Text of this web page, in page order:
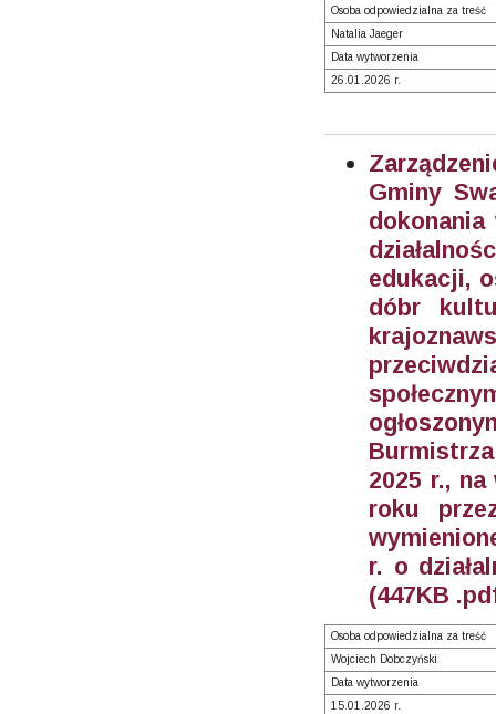
Osoba odpowiedzialna za treść
Natalia Jaeger
Data wytworzenia
26.01.2026 r.
Gminy
edukacji,
dóbr
2025 r.,
roku
r. o
(447KB
Osoba odpowiedzialna za treść
Wojciech Dobczyński
Data wytworzenia
15.01.2026 r.